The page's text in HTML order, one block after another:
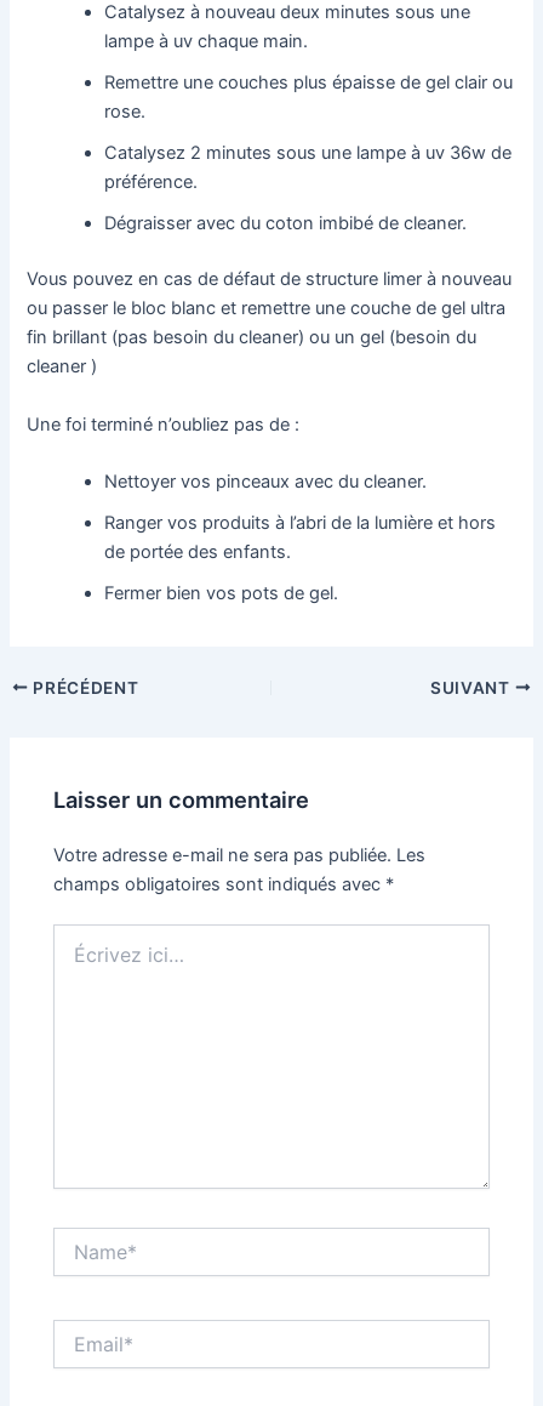
Catalysez à nouveau deux minutes sous une
lampe à uv chaque main.
Remettre une couches plus épaisse de gel clair ou
rose.
Catalysez 2 minutes sous une lampe à uv 36w de
préférence.
Dégraisser avec du coton imbibé de cleaner.
Vous pouvez en cas de défaut de structure limer à nouveau
ou passer le bloc blanc et remettre une couche de gel ultra
fin brillant (pas besoin du cleaner) ou un gel (besoin du
cleaner )
Une foi terminé n’oubliez pas de :
Nettoyer vos pinceaux avec du cleaner.
Ranger vos produits à l’abri de la lumière et hors
de portée des enfants.
Fermer bien vos pots de gel.
Navigation
PRÉCÉDENT SUIVANT
Laisser un commentaire
Votre adresse e-mail ne sera pas publiée. Les
champs obligatoires sont indiqués avec *
ici…